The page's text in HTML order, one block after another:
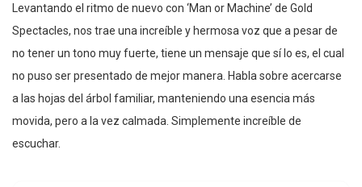
Levantando el ritmo de nuevo con ‘Man or Machine’ de Gold
Spectacles, nos trae una increíble y hermosa voz que a pesar de
no tener un tono muy fuerte, tiene un mensaje que sí lo es, el cual
no puso ser presentado de mejor manera. Habla sobre acercarse
a las hojas del árbol familiar, manteniendo una esencia más
movida, pero a la vez calmada. Simplemente increíble de
escuchar.